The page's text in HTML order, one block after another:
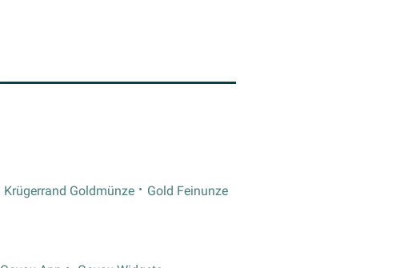
Krügerrand Goldmünze
Gold Feinunze